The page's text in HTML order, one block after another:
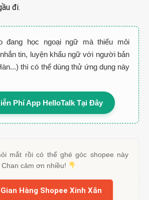
đi.
đang học ngoại ngữ mà thiếu môi
tin, luyện khẩu ngữ với người bản
thì có thể dùng thử ứng dụng này
Phí App HelloTalk Tại Đây
mắt rồi có thể ghé góc shopee này
cảm ơn nhiều!
Hàng Shopee Xinh Xắn